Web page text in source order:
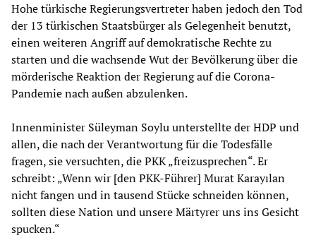
Hohe türkische Regierungsvertreter haben jedoch den Tod
der 13 türkischen Staatsbürger als Gelegenheit benutzt,
einen weiteren Angriff auf demokratische Rechte zu
starten und die wachsende Wut der Bevölkerung über die
mörderische Reaktion der Regierung auf die Corona-
Pandemie nach außen abzulenken.
Innenminister Süleyman Soylu unterstellte der HDP und
allen, die nach der Verantwortung für die Todesfälle
fragen, sie versuchten, die PKK „freizusprechen“. Er
schreibt: „Wenn wir [den PKK-Führer] Murat Karayılan
nicht fangen und in tausend Stücke schneiden können,
sollten diese Nation und unsere Märtyrer uns ins Gesicht
spucken.“